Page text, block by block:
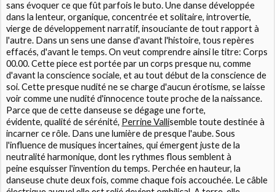
sans évoquer ce que fût parfois le buto. Une danse développée
dans la lenteur, organique, concentrée et solitaire, introvertie,
vierge de développement narratif, insouciante de tout rapport à
l'autre. Dans un sens une danse d'avant l'histoire, tous repères
effacés, d'avant le temps. On veut comprendre ainsi le titre:Corps
00.00. Cette piece est portée par un corps presque nu, comme
d'avant la conscience sociale, et au tout début de la conscience de
soi. Cette presque nudité ne se charge d'aucun érotisme, se laisse
voir comme une nudité d'innocence toute proche de la naissance.
Parce que de cette danseuse se dégage une forte,
évidente, qualité de sérénité, Perrine Vallisemble toute destinée à
incarner ce rôle. Dans une lumière de presque l'aube. Sous
l'influence de musiques incertaines, qui émergent juste de la
neutralité harmonique, dont les rythmes flous semblent à
peine esquisser l'invention du temps. Perchée en hauteur, la
danseuse chute deux fois, comme chaque fois accouchée. Le câble